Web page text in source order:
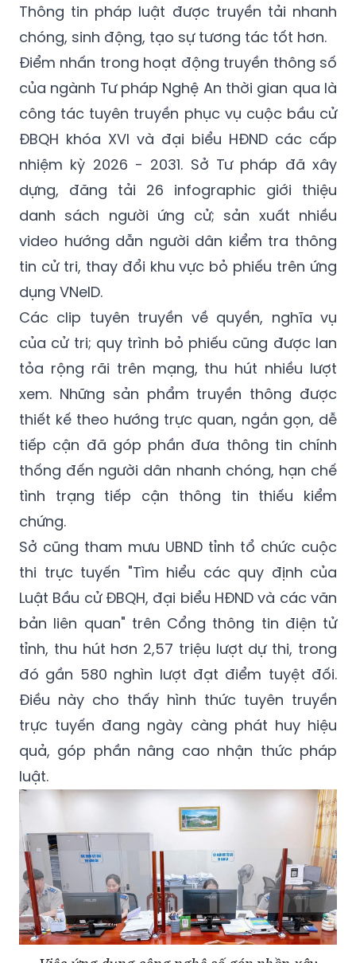
Thông tin pháp luật được truyền tải nhanh
chóng, sinh động, tạo sự tương tác tốt hơn.
Điểm nhấn trong hoạt động truyền thông số
của ngành Tư pháp Nghệ An thời gian qua là
công tác tuyên truyền phục vụ cuộc bầu cử
ĐBQH khóa XVI và đại biểu HĐND các cấp
nhiệm kỳ 2026 - 2031. Sở Tư pháp đã xây
dựng, đăng tải 26 infographic giới thiệu
danh sách người ứng cử; sản xuất nhiều
video hướng dẫn người dân kiểm tra thông
tin cử tri, thay đổi khu vực bỏ phiếu trên ứng
dụng VNeID.
Các clip tuyên truyền về quyền, nghĩa vụ
của cử tri; quy trình bỏ phiếu cũng được lan
tỏa rộng rãi trên mạng, thu hút nhiều lượt
xem. Những sản phẩm truyền thông được
thiết kế theo hướng trực quan, ngắn gọn, dễ
tiếp cận đã góp phần đưa thông tin chính
thống đến người dân nhanh chóng, hạn chế
tình trạng tiếp cận thông tin thiếu kiểm
chứng.
Sở cũng tham mưu UBND tỉnh tổ chức cuộc
thi trực tuyến "Tìm hiểu các quy định của
Luật Bầu cử ĐBQH, đại biểu HĐND và các văn
bản liên quan" trên Cổng thông tin điện tử
tỉnh, thu hút hơn 2,57 triệu lượt dự thi, trong
đó gần 580 nghìn lượt đạt điểm tuyệt đối.
Điều này cho thấy hình thức tuyên truyền
trực tuyến đang ngày càng phát huy hiệu
quả, góp phần nâng cao nhận thức pháp
luật.